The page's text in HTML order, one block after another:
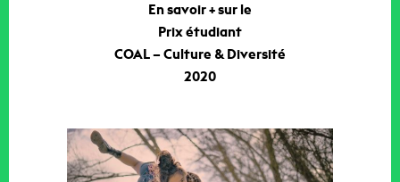
En savoir + sur le
Prix étudiant
COAL – Culture & Diversité
2020